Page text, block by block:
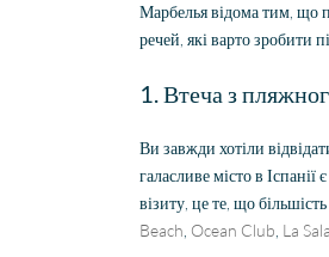
Марбелья відома тим, що
речей, які варто зробити
1. Втеча з
Ви завжди хотіли
галасливе місто в
візиту, це те, що
Beach Ocean Club La
Er
in
Stijn,
mijn